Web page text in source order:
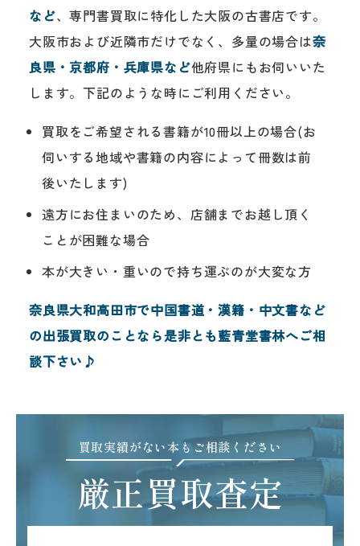
など、専門書買取に特化した大阪の古書店です。
大阪市および近隣市だけでなく、多量の場合は奈
良県・京都府・兵庫県など他府県にもお伺いいた
します。下記のような時にご利用ください。
買取をご希望される書籍が10冊以上の場合(お
伺いする地域や書籍の内容によって冊数は前
後いたします)
遠方にお住まいのため、店舗までお越し頂く
ことが困難な場合
本が大きい・重いので持ち運ぶのが大変な方
奈良県大和高田市で中国書道・漢籍・中文書など
の出張買取のことなら是非とも藍青堂書林へご相
談下さい♪
買取実績がない本もご相談ください
厳正買取査定